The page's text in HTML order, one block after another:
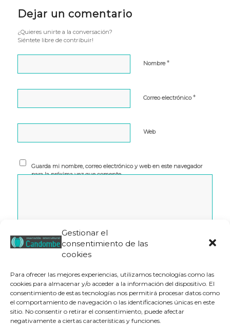
Gestionar el
consentimiento de las
cookies
Para ofrecer las mejores experiencias, utilizamos tecnologías como las
cookies para almacenar y/o acceder a la información del dispositivo. El
consentimiento de estas tecnologías nos permitirá procesar datos como
el comportamiento de navegación o las identificaciones únicas en este
sitio. No consentir o retirar el consentimiento, puede afectar
negativamente a ciertas características y funciones.
Dejar un comentario
¿Quieres unirte a la conversación?
Siéntete libre de contribuir!
Nombre*
Correo electrónico*
Web
Guarda mi nombre, correo electrónico y web en este navegador
para la próxima vez que comente.
Este sitio usa Akismet para reducir el spam.Aprende cómo
se procesan los datos de tus comentarios.